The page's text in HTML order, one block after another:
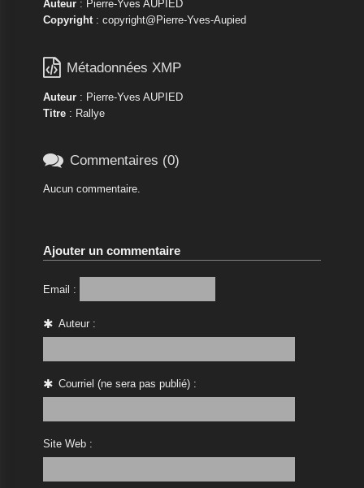
Auteur: Pierre-Yves AUPIED
Copyright: copyright@Pierre-Yves-Aupied
 Métadonnées XMP
Auteur: Pierre-Yves AUPIED
Titre: Rallye
 Commentaires (0)
Aucun commentaire.
Ajouter un commentaire
Email :
Auteur :
Courriel (ne sera pas publié) :
Site Web :